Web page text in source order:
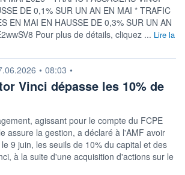
DE 0,1% SUR UN AN EN MAI * TRAFIC
EN MAI EN HAUSSE DE 0,3% SUR UN AN
Pour plus de détails, cliquez ... Lire la
• 08:03 •
Vinci dépasse les 10% de
agissant pour le compte du FCPE
assure la gestion, a déclaré à l'AMF avoir
9 juin, les seuils de 10% du capital et des
à la suite d'une acquisition d'actions sur le